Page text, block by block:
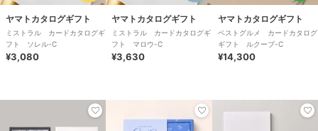
ヤマトカタログギフト
ミストラル カードカタログギ
フト ソレル-C
¥3,080
ヤマトカタログギフト
ミストラル カードカタログギ
フト マロウ-C
¥3,630
ヤマトカタログギフト
ベストグルメ カードカタログ
ギフト ルクーブ-C
¥14,300